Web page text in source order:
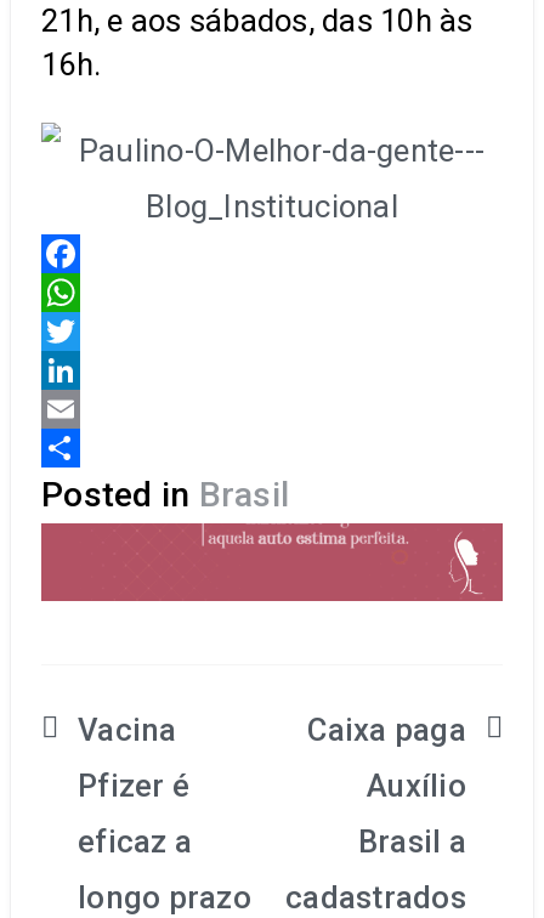
21h, e aos sábados, das 10h às
16h.
Facebook
WhatsApp
Twitter
LinkedIn
Email
Share
Posted in Brasil
Navegação
de
Post
Vacina
Pfizer é
eficaz a
longo prazo
Caixa paga
Auxílio
Brasil a
cadastrados